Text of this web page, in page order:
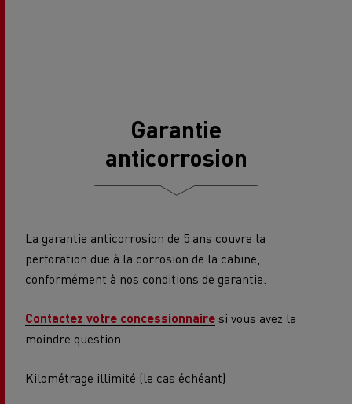
Garantie
anticorrosion
La garantie anticorrosion de 5 ans couvre la
perforation due à la corrosion de la cabine,
conformément à nos conditions de garantie.
Contactez votre concessionnairesi vous avez la
moindre question.
Kilométrage illimité (le cas échéant)